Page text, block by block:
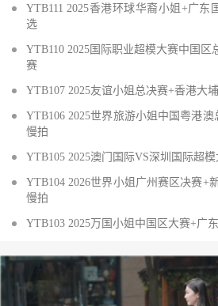
YTB111 2025香港环球华裔小姐+广
选
YTB110 2025国际职业超模大赛中国区
赛
YTB107 2025友谊小姐总决赛+香港大
YTB106 2025世界旅游小姐中国粤港
慢拍
YTB105 2025澳门国际VS深圳国际超
YTB104 2026世界小姐广州赛区决赛+
慢拍
YTB103 2025万国小姐中国区大赛+广